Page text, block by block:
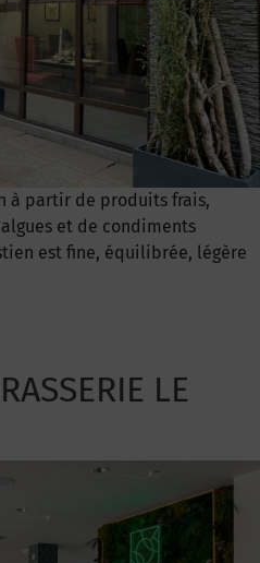
à partir de produits frais,
et de condiments
est fine, équilibrée, légère
LE